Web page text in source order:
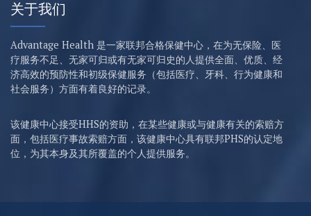
关于我们
Advantage Health 是一家联邦合格保健中心，在为无保险、医
疗服务不足、无家可归或有无家可归史的人提供全面、优质、经
济高效的预防性和初级保健服务（包括医疗、牙科、行为健康和
社会服务）方面有着良好的记录。
该健康中心接受HHS的资助，在某些健康或与健康有关的索赔方
面，包括医疗事故索赔方面，该健康中心具有联邦PHS的认定地
位，为其本身及其所覆盖的个人提供服务。